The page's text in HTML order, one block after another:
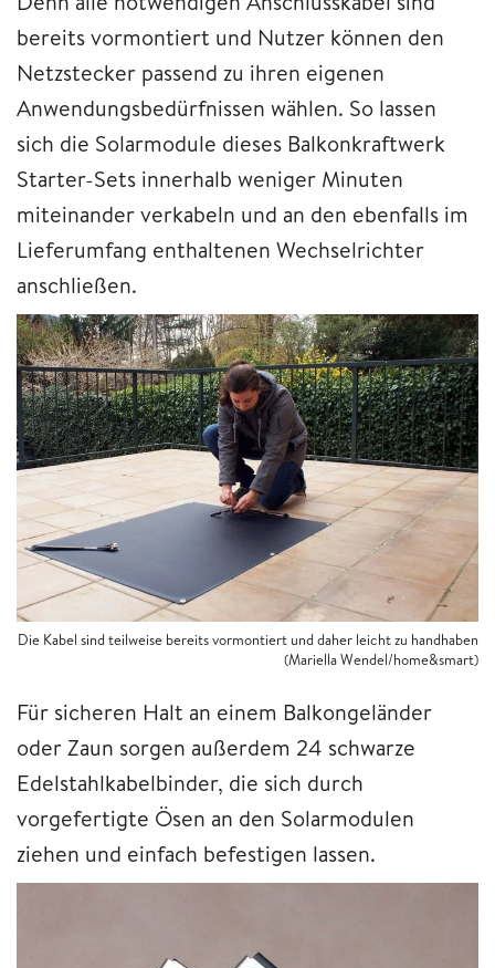
bereits vormontiert und Nutzer können den
Netzstecker passend zu ihren eigenen
Anwendungsbedürfnissen wählen. So lassen
sich die Solarmodule dieses Balkonkraftwerk
Starter-Sets innerhalb weniger Minuten
miteinander verkabeln und an den ebenfalls im
Lieferumfang enthaltenen Wechselrichter
anschließen.
Die Kabel sind teilweise bereits vormontiert und daher leicht zu handhaben
(Mariella Wendel/home&smart)
Für sicheren Halt an einem Balkongeländer
oder Zaun sorgen außerdem 24 schwarze
Edelstahlkabelbinder, die sich durch
vorgefertigte Ösen an den Solarmodulen
ziehen und einfach befestigen lassen.